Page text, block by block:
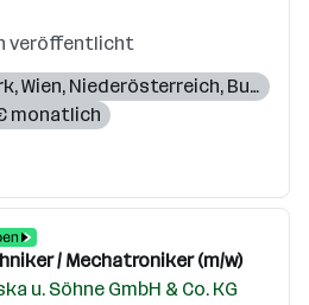
veröffentlicht
,Wien, Niederösterreich, Burgenland
monatlich
/ Mechatroniker (m/w)
u. Söhne GmbH & Co. KG